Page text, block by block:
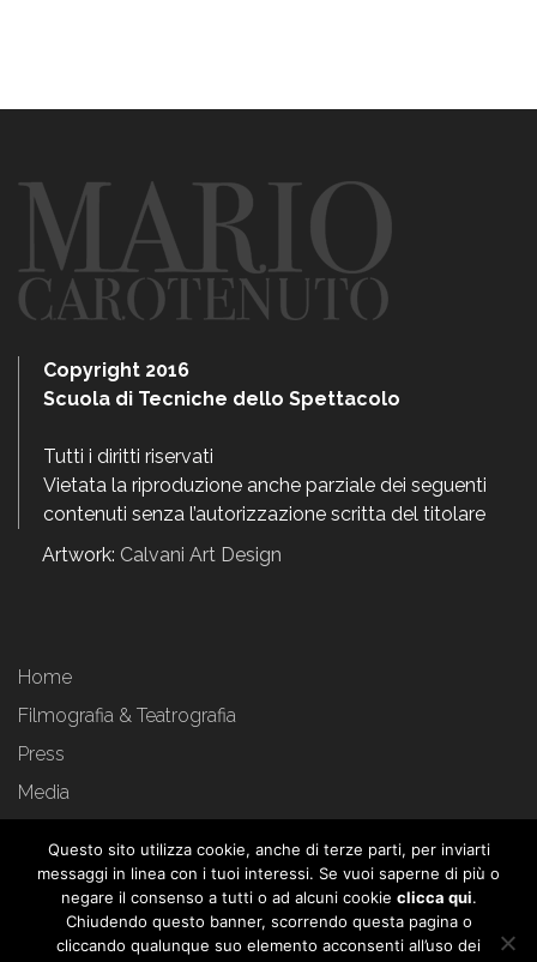
Copyright 2016
Scuola di Tecniche dello Spettacolo
Tutti i diritti riservati
Vietata la riproduzione anche parziale dei seguenti
contenuti senza l’autorizzazione scritta del titolare
Artwork: Calvani Art Design
Home
Filmografia & Teatrografia
Press
Media
Privacy
Cookie policy
Questo sito utilizza cookie, anche di terze parti, per inviarti
messaggi in linea con i tuoi interessi. Se vuoi saperne di più o
negare il consenso a tutti o ad alcuni cookie clicca qui.
Chiudendo questo banner, scorrendo questa pagina o
cliccando qualunque suo elemento acconsenti all’uso dei